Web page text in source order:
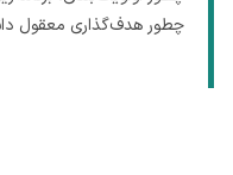
چطور هدف‌گذاری معقول